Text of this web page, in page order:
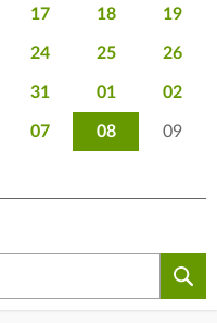
17 18 19
24 25 26
31 01 02
07 08 09